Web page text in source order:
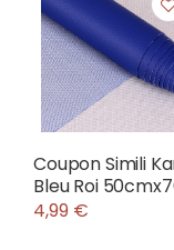
Coupon Simili
Bleu Roi
4,99 €